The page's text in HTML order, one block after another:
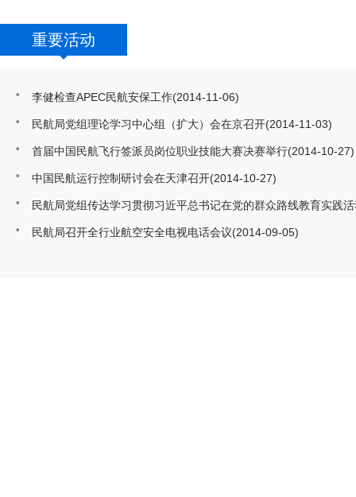
重要活动
李健检查APEC民航安保工作(2014-11-06)
民航局党组理论学习中心组（扩大）会在京召开(2014-11-03)
首届中国民航飞行签派员岗位职业技能大赛决赛举行(2014-10-27)
中国民航运行控制研讨会在天津召开(2014-10-27)
民航局党组传达学习贯彻习近平总书记在党的群众路线教育实践
民航局召开全行业航空安全电视电话会议(2014-09-05)